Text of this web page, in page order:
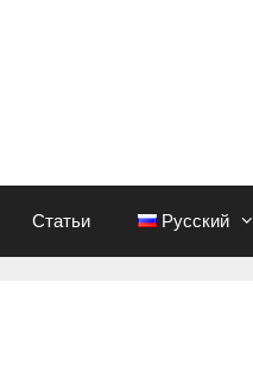
Статьи Русский